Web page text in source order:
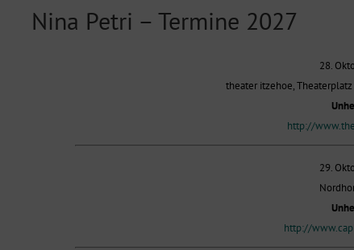
Nina Petri – Termine 2027
28.
theater itzehoe,
http://
29.
http://